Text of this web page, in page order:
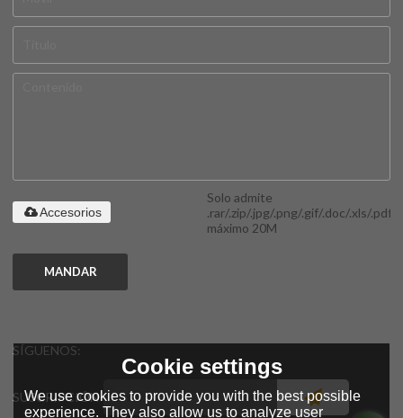
Solo admite
.rar/.zip/.jpg/.png/.gif/.doc/.xls/.pdf,
máximo 20M
Accesorios
MANDAR
SÍGUENOS:
SUSCRIPCIÓN
Cookie settings
We use cookies to provide you with the best possible
experience. They also allow us to analyze user